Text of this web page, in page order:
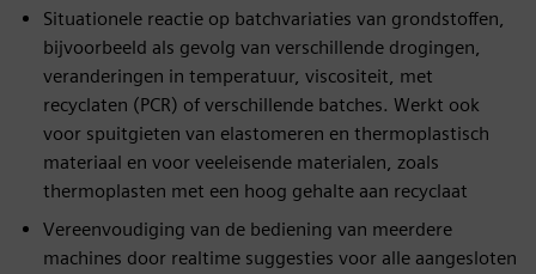
Situationele reactie op batchvariaties van grondstoffen,
bijvoorbeeld als gevolg van verschillende drogingen,
veranderingen in temperatuur, viscositeit, met
recyclaten (PCR) of verschillende batches. Werkt ook
voor spuitgieten van elastomeren en thermoplastisch
materiaal en voor veeleisende materialen, zoals
thermoplasten met een hoog gehalte aan recyclaat
Vereenvoudiging van de bediening van meerdere
machines door realtime suggesties voor alle aangesloten